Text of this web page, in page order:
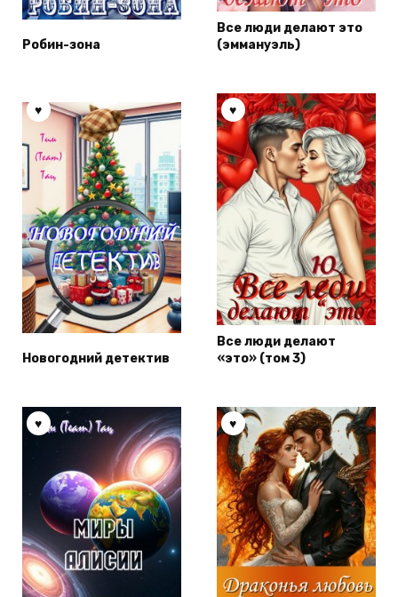
Робин-зона
Все люди делают это
(эммануэль)
Новогодний детектив
Все люди делают
«это» (том 3)